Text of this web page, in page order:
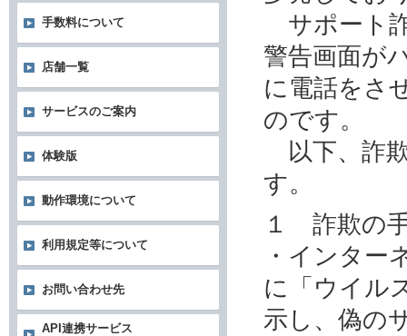
サポート
警告画面が
に電話をさ
のです。
以下、詐
す。
１ 詐欺の
・インター
に「ウイル
示し、偽の
手数料について
店舗一覧
サービスのご案内
体験版
動作環境について
利用規定等について
お問い合わせ先
API連携サービス